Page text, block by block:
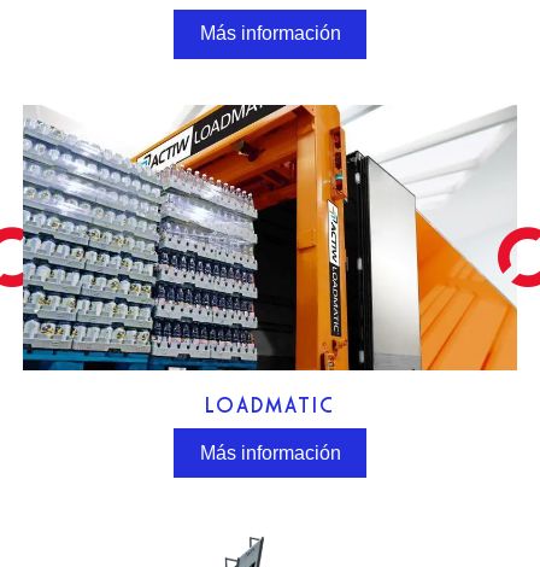
Más información
LOADMATIC
Más información